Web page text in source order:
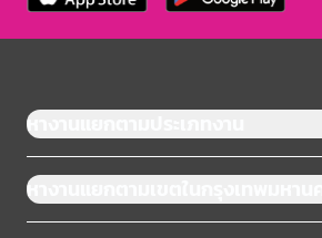
หางานแยกตามประเภทงาน
หางานแยกตามเขตในกรุงเทพมหานคร